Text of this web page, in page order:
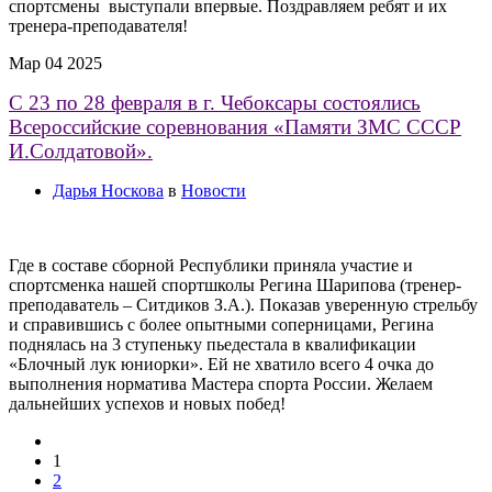
спортсмены выступали впервые. Поздравляем ребят и их
тренера-преподавателя!
Мар 04 2025
С 23 по 28 февраля в г. Чебоксары состоялись
Всероссийские соревнования «Памяти ЗМС СССР
И.Солдатовой».
Дарья Носкова в Новости
Где в составе сборной Республики приняла участие и
спортсменка нашей спортшколы Регина Шарипова (тренер-
преподаватель – Ситдиков З.А.). Показав уверенную стрельбу
и справившись с более опытными соперницами, Регина
поднялась на 3 ступеньку пьедестала в квалификации
«Блочный лук юниорки». Ей не хватило всего 4 очка до
выполнения норматива Мастера спорта России. Желаем
дальнейших успехов и новых побед!
1
2